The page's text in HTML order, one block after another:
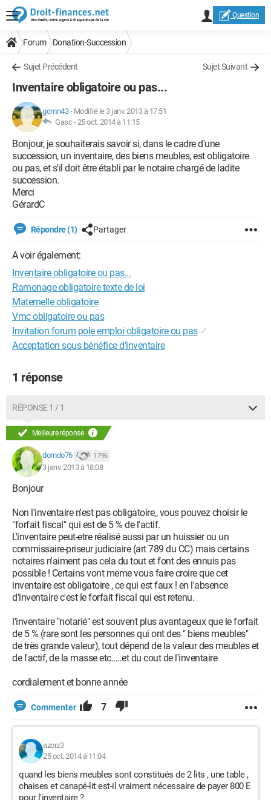
Question
Forum Donation-Succession
Sujet Précédent Sujet Suivant
Inventaire obligatoire ou pas...
gcmn43- Modifié le 3 janv. 2013 à 17:51
Gasc -25 oct. 2014 à 11:15
Bonjour, je souhaiterais savoir si, dans le cadre d'une
succession, un inventaire, des biens meubles, est obligatoire
ou pas, et s'il doit être établi par le notaire chargé de ladite
succession.
Merci
GérardC
Répondre (1) Partager
A voir également:
Inventaire obligatoire ou pas...
Ramonage obligatoire texte de loi
Maternelle obligatoire
Vmc obligatoire ou pas
Invitation forum pole emploi obligatoire ou pas ✓
Acceptation sous bénéfice d'inventaire
1 réponse
RÉPONSE 1 / 1
Meilleure réponse
domdo76 1 796
3 janv. 2013 à 18:08
Bonjour
Non l'inventaire n'est pas obligatoire,, vous pouvez choisir le
"forfait fiscal" qui est de 5 % de l'actif.
L'inventaire peut-etre réalisé aussi par un huissier ou un
commissaire-priseur judiciaire (art 789 du CC) mais certains
notaires n'aiment pas cela du tout et font des ennuis pas
possible ! Certains vont meme vous faire croire que cet
inventaire est obligatoire , ce qui est faux ! en l'absence
d'inventaire c'est le forfait fiscal qui est retenu.
l'inventaire "notarié" est souvent plus avantageux que le forfait
de 5 % (rare sont les personnes qui ont des " biens meubles"
de très grande valeur), tout dépend de la valeur des meubles et
de l'actif, de la masse etc.....et du cout de l'inventaire
cordialement et bonne année
Commenter 7
azorz3
25 oct. 2014 à 11:04
quand les biens meubles sont constitués de 2 lits , une table ,
chaises et canapé-lit est-il vraiment nécessaire de payer 800 E
pour l'inventaire ?